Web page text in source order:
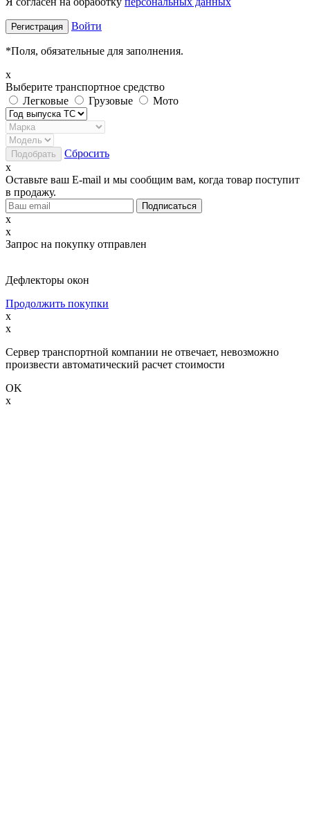
Войти
*Поля, обязательные для заполнения.
x
Выберите транспортное средство
Легковые
Грузовые Мото
Сбросить
x
Оставьте ваш E-mail и мы сообщим вам, когда товар поступит
в продажу.
x
x
Запрос на покупку отправлен
Дефлекторы окон
Продолжить покупки
x
x
Сервер транспортной компании не отвечает, невозможно
произвести автоматический расчет стоимости
OK
x